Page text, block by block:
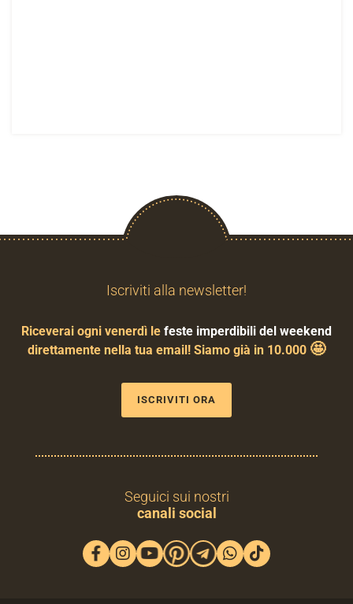
Iscriviti alla newsletter!
Riceverai ogni venerdì le feste imperdibili del weekend
direttamente nella tua email! Siamo già in 10.000 🤩
ISCRIVITI ORA
Seguici sui nostri
canali social